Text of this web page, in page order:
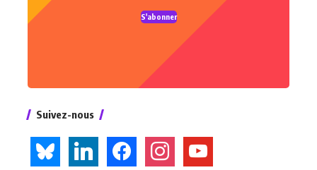
S'abonner
Suivez-nous
bluesky linkedin facebook instagramyoutube